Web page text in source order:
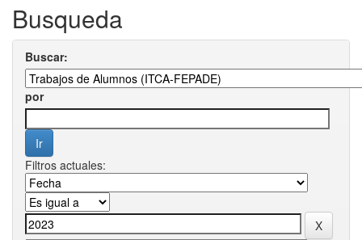
Busqueda
Buscar:
por
Filtros actuales: